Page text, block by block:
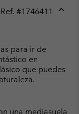
Ref. #1746411
para ir de
en
que puedes
una mediasuela